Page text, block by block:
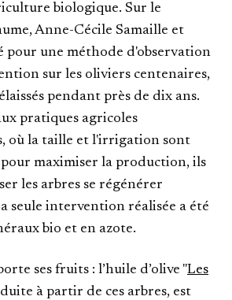
biologique. Sur le
Anne-Cécile Samaille et
une méthode d'observation
sur les oliviers centenaires,
pendant près de dix ans.
pratiques agricoles
où la taille et l'irrigation sont
maximiser la production, ils
les arbres se régénérer
seule intervention réalisée a été
bio et en azote.
ses fruits : l’huile d’olive "Les
à partir de ces arbres, est